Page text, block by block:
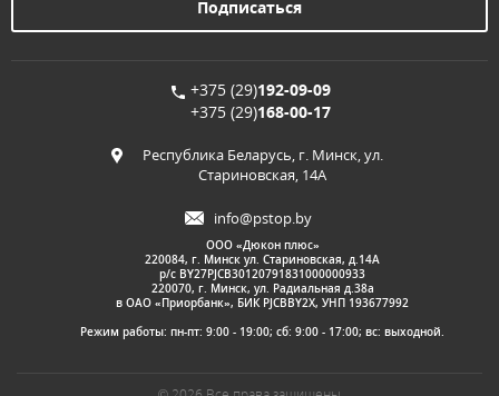
+375 (29)192-09-09
+375 (29)168-00-17
Республика Беларусь, г. Минск, ул.
Стариновская, 14А
info@pstop.by
ООО «Дюкон плюс»
220084, г. Минск ул. Стариновская, д.14А
р/с BY27PJCB30120791831000000933
220070, г. Минск, ул. Радиальная д.38а
в ОАО «Приорбанк», БИК PJCBBY2X, УНП 193677992
Режим работы: пн-пт: 9:00 - 19:00; сб: 9:00 - 17:00; вс: выходной.